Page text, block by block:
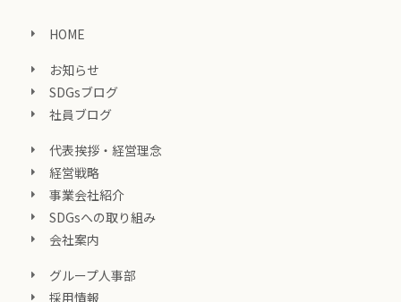
HOME
お知らせ
SDGsブログ
社員ブログ
代表挨拶・経営理念
経営戦略
事業会社紹介
SDGsへの取り組み
会社案内
グループ人事部
採用情報